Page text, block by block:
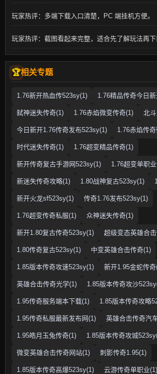
玩家热评：多端下载入口清楚，PC 端挂机方便。
玩家热评：截图看起来完整，适合先了解玩法再下
相关专题
1.76新开热血传523sy(1) 1.76精品传奇今日
弑神迷失传奇(1) 1.76赤焰微变传奇(1) 北
今日新开1.76传奇发布523sy(1) 1.76赤焰传
时代迷失传奇(1) 1.76超变精品传奇(1)
新开传奇复古手游网523sy(1) 1.76超变单职
新迷失传奇攻略(1) 1.80战神复古523sy(1)
新开火龙sf523sy(1) 传奇1.76发布523sy(1)
1.76超变传奇私服(1) 众神迷失传奇(1)
新开1.80复古传奇523sy(1) 超级变态英雄合
1.80传奇复古523sy(1) 中变英雄合击传奇(1)
1.85版本传奇攻速523sy(1) 新开1.95金蛇传奇
英雄合击传奇光学(1) 1.85版本传奇攻沙
1.95传奇服务端本下载(1) 1.85版本传奇攻略
1.95传奇私服最新发布网(1) 英雄合击传奇汽
1.95皓月玉兔传奇(1) 1.85版本传奇攻城
微变英雄合击传奇网站(1) 刺影传奇1.95(1)
1.85版本传奇高爆523sy(1) 云游传奇单职业(1)